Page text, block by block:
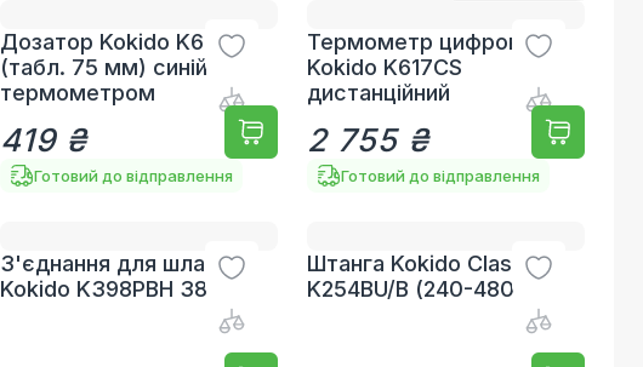
Дозатор Kokido K619BU
(табл. 75 мм) синій з
термометром
419 ₴
Готовий до відправлення
Термометр цифровий
Kokido K617CS
дистанційний
2 755 ₴
Готовий до відправлення
З'єднання для шланга
Kokido K398PBH 38 мм
Штанга Kokido Classic
K254BU/B (240-480 см)